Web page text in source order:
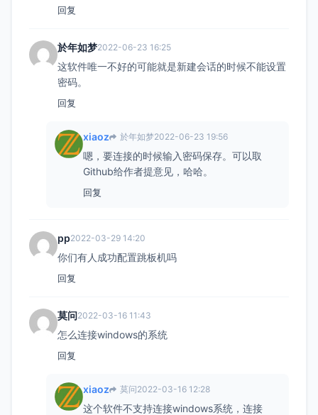
回复
於年如梦2022-06-23 16:25
这软件唯一不好的可能就是新建会话的时候不能设置
密码。
回复
xiaoz 於年如梦2022-06-23 19:56
嗯，要连接的时候输入密码保存。可以取
Github给作者提意见，哈哈。
回复
pp2022-03-29 14:20
你们有人成功配置跳板机吗
回复
莫问2022-03-16 11:43
怎么连接windows的系统
回复
xiaoz 莫问2022-03-16 12:28
这个软件不支持连接windows系统，连接